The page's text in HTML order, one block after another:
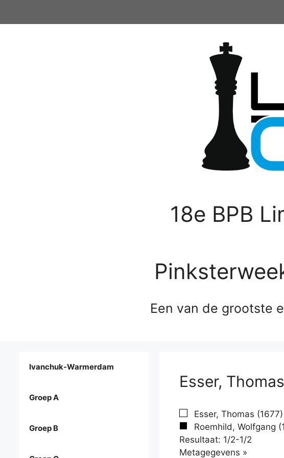
18e BPB
Een van de grootste
Esser,
Esser, Thomas (1677)
Roemhild, Wolfgang
Resultaat: 1/2-1/2
Metagegevens »
Ivanchuk-Warmerdam
Groep A
Groep B